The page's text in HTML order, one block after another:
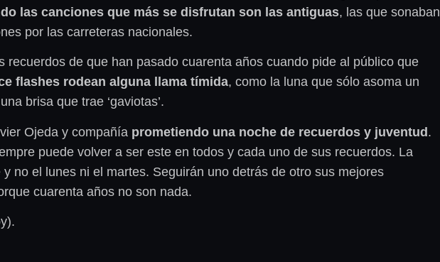
las canciones que más se disfrutan son las antiguas, las que sonaban
por las carreteras nacionales.
recuerdos de que han pasado cuarenta años cuando pide al público que
flashes rodean alguna llama tímida, como la luna que sólo asoma un
brisa que trae ‘gaviotas’.
Ojeda y compañía prometiendo una noche de recuerdos y juventud.
puede volver a ser este en todos y cada uno de sus recuerdos. La
y no el lunes ni el martes. Seguirán uno detrás de otro sus mejores
cuarenta años no son nada.